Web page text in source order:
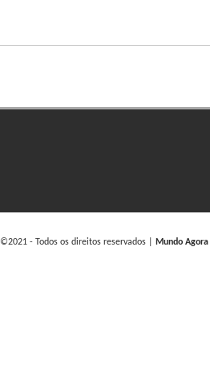
©2021 - Todos os direitos reservados | Mundo Agora